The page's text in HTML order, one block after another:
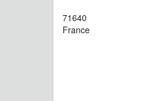
71640
France